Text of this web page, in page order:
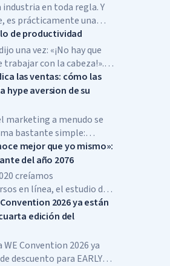
en toda regla. Y
es prácticamente una
pero sin
de oficinas ni
de productividad
una vez: «¡No hay que
trabajar con la cabeza!».
el concepto de
las ventas: cómo las
hype aversion de su
marketing a menudo se
bastante simple:
lanzamiento, cuanto más
marca y cuanto más
era la probabilidad
y se convirtiera en
mejor que yo mismo»:
del año 2076
creíamos
en línea, el estudio de
virtual puestas, las
el metaverso ya eran la
del progreso, pero nos
2026 ya están
edición del
Convention 2026 ya
descuento para EARLY